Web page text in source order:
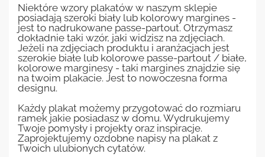
Niektóre wzory plakatów w naszym sklepie
posiadają szeroki biały lub kolorowy margines -
jest to nadrukowane passe-partout. Otrzymasz
dokładnie taki wzór, jaki widzisz na zdjęciach.
Jeżeli na zdjęciach produktu i aranżacjach jest
szerokie białe lub kolorowe passe-partout / białe,
kolorowe marginesy - taki margines znajdzie się
na twoim plakacie. Jest to nowoczesna forma
designu.
Każdy plakat możemy przygotować do rozmiaru
ramek jakie posiadasz w domu. Wydrukujemy
Twoje pomysły i projekty oraz inspiracje.
Zaprojektujemy ozdobne napisy na plakat z
Twoich ulubionych cytatów.